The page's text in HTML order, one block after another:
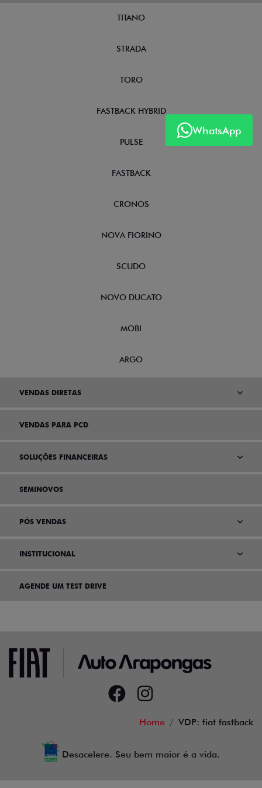
WhatsApp
TITANO
STRADA
TORO
FASTBACK HYBRID
PULSE
FASTBACK
CRONOS
NOVA FIORINO
SCUDO
NOVO DUCATO
MOBI
ARGO
VENDAS DIRETAS
VENDAS PARA PCD
SOLUÇÕES FINANCEIRAS
SEMINOVOS
PÓS VENDAS
INSTITUCIONAL
AGENDE UM TEST DRIVE
Home VDP: fiat fastback
Desacelere. Seu bem maior é a vida.